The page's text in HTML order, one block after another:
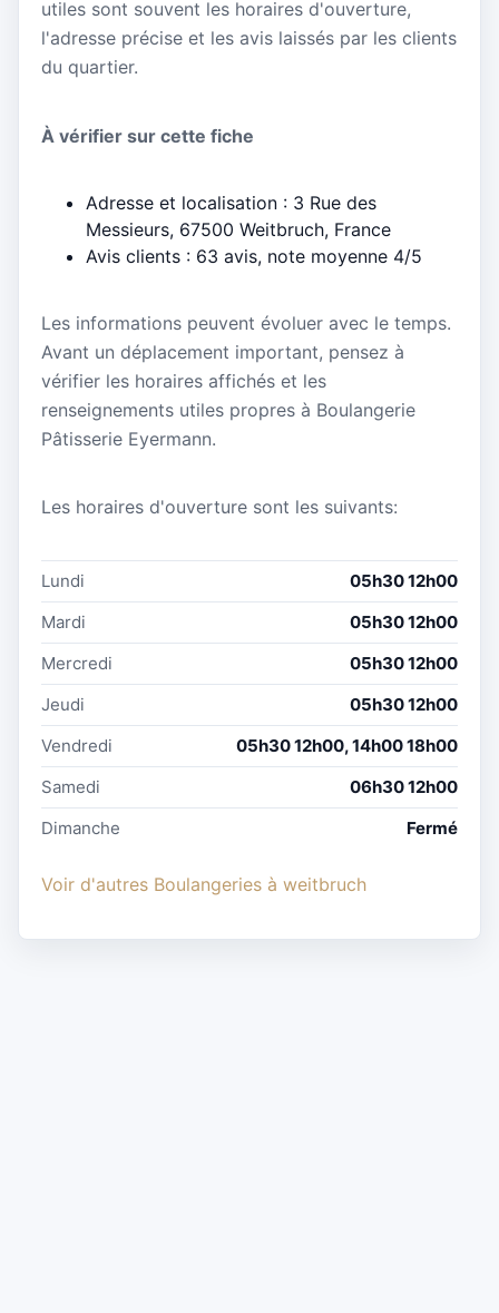
utiles sont souvent les horaires d'ouverture,
l'adresse précise et les avis laissés par les clients
du quartier.
À vérifier sur cette fiche
Adresse et localisation : 3 Rue des
Messieurs, 67500 Weitbruch, France
Avis clients : 63 avis, note moyenne 4/5
Les informations peuvent évoluer avec le temps.
Avant un déplacement important, pensez à
vérifier les horaires affichés et les
renseignements utiles propres à Boulangerie
Pâtisserie Eyermann.
Les horaires d'ouverture sont les suivants:
Lundi
05h30 12h00
Mardi
05h30 12h00
Mercredi
05h30 12h00
Jeudi
05h30 12h00
Vendredi
05h30 12h00, 14h00 18h00
Samedi
06h30 12h00
Dimanche
Fermé
Voir d'autres Boulangeries à weitbruch